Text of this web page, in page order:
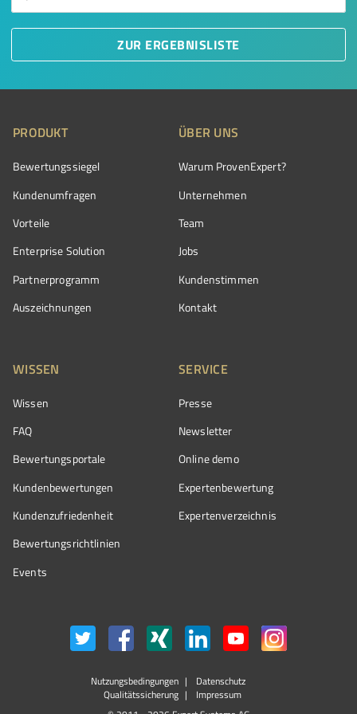
ZUR ERGEBNISLISTE
PRODUKT
Bewertungssiegel
Kundenumfragen
Vorteile
Enterprise Solution
Partnerprogramm
Auszeichnungen
ÜBER UNS
Warum ProvenExpert?
Unternehmen
Team
Jobs
Kundenstimmen
Kontakt
WISSEN
Wissen
FAQ
Bewertungsportale
Kundenbewertungen
Kundenzufriedenheit
Bewertungs­richtlinien
Events
SERVICE
Presse
Newsletter
Online demo
Expertenbewertung
Expertenverzeichnis
Nutzungsbedingungen
Datenschutz
Qualitätssicherung
Impressum